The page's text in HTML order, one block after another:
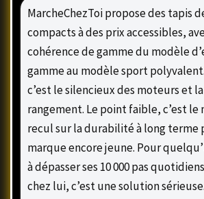
MarcheChezToi propose des tapis
compacts à des prix accessibles,
cohérence de gamme du modèle
gamme au modèle sport
c’est le silencieux des moteurs et
rangement. Le point faible, c’est le
recul sur la durabilité à long terme
marque encore jeune. Pour
à dépasser ses 10 000 pas
chez lui, c’est une solution sérieuse.